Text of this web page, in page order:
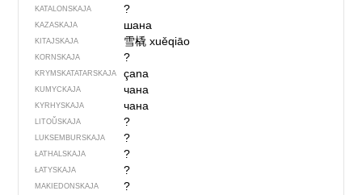
KATALONSKAJA ?
KAZASKAJA шана
KITAJSKAJA 雪橇xuěqiāo
KORNSKAJA ?
KRYMSKA­TATARSKAJA çana
KUMYCKAJA чана
KYRHYSKAJA чана
LITOŬSKAJA ?
LUKSEMBURSKAJA ?
ŁATHALSKAJA ?
ŁATYSKAJA ?
MAKIEDONSKAJA ?